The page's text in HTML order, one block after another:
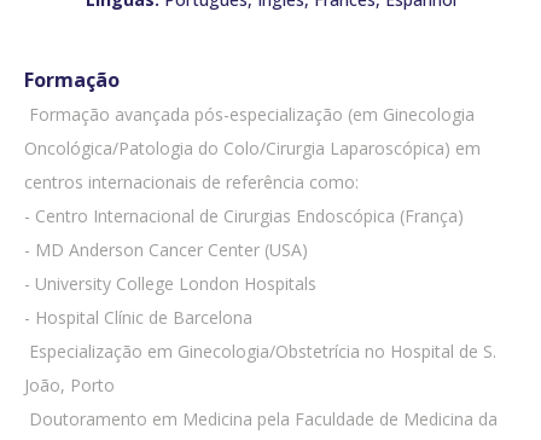
Formação
 Formação avançada pós-especialização (em Ginecologia
Oncológica/Patologia do Colo/Cirurgia Laparoscópica) em
centros internacionais de referência como:
- Centro Internacional de Cirurgias Endoscópica (França)
- MD Anderson Cancer Center (USA)
- University College London Hospitals
- Hospital Clínic de Barcelona
 Especialização em Ginecologia/Obstetrícia no Hospital de S.
João, Porto
 Doutoramento em Medicina pela Faculdade de Medicina da